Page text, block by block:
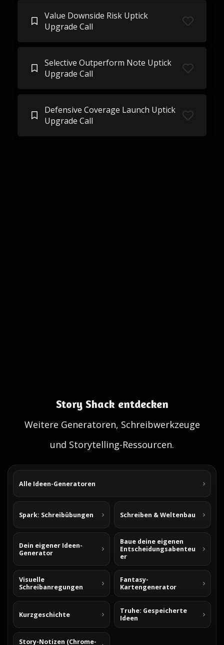
Value Downside Risk Uptick
Upgrade Call
Selective Outperform Note Uptick
Upgrade Call
Defensive Coverage Launch Uptick
Upgrade Call
Story Shack entdecken
Weitere Generatoren, Schreibwerkzeuge
und Storytelling-Ressourcen.
Alle Ideen-Generatoren
Spark: Schreibübungen Schreiben & Weltenbau
Dein eigener Ideen-
Generator
Baue deine eigenen
Entscheidungsabenteu
er
Visuelle
Schreibanregungen
Fantasy-
Kartengenerator
Kurzgeschichte
Truhe: Gespeicherte
Ideen
Story-Notizen (Chrome-